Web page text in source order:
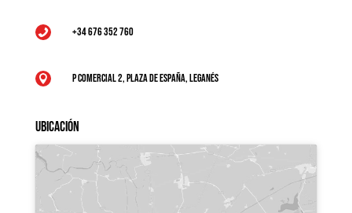
 +34 676 352 760
 P Comercial 2, Plaza de España, Leganés
Ubicación